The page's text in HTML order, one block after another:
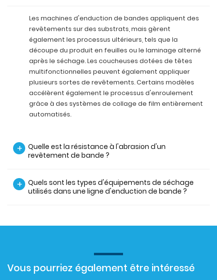
Les machines d'enduction de bandes appliquent des
revêtements sur des substrats, mais gèrent
également les processus ultérieurs, tels que la
découpe du produit en feuilles ou le laminage alterné
après le séchage. Les coucheuses dotées de têtes
multifonctionnelles peuvent également appliquer
plusieurs sortes de revêtements. Certains modèles
accélèrent également le processus d'enroulement
grâce à des systèmes de collage de film entièrement
automatisés.
+
Quelle est la résistance à l'abrasion d'un
revêtement de bande ?
+
Quels sont les types d'équipements de séchage
utilisés dans une ligne d'enduction de bande ?
Vous pourriez également être intéressé